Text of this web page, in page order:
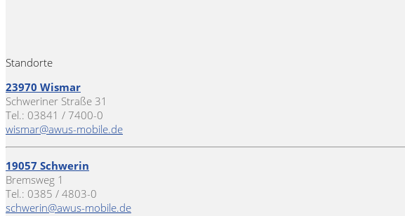
Standorte
23970 Wismar
Schweriner Straße 31
Tel.: 03841 / 7400-0
wismar@awus-mobile.de
19057 Schwerin
Bremsweg 1
Tel.: 0385 / 4803-0
schwerin@awus-mobile.de